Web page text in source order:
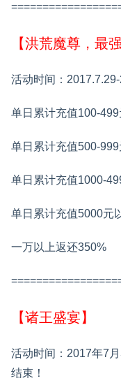
【洪荒魔尊，最
活动时间：
单日累计充值100-
单日累计充值500-
单日累计充值1000-
单日累计充值5000元
一万以上返还350%
【诸王盛宴】
活动时间：2017年7
结束！